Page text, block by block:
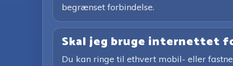
begrænset forbindelse.
Skal jeg bruge internettet
Du kan ringe til ethvert mobil- eller